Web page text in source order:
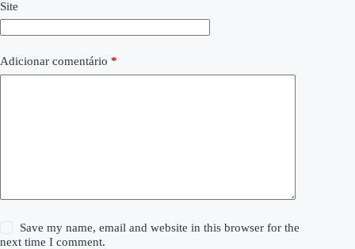
Site
Adicionar comentário *
Save my name, email and website in this browser for the
next time I comment.